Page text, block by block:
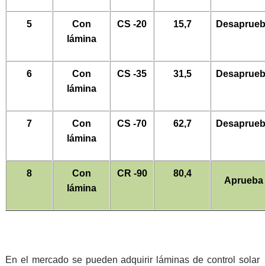
5
Con
lámina
CS -20 15,7
6
Con
lámina
CS -35 31,5
7
Con
lámina
CS -70 62,7
8
Con
lámina
CR -90 80,4
Aprueba
En el mercado se pueden adquirir láminas de control solar